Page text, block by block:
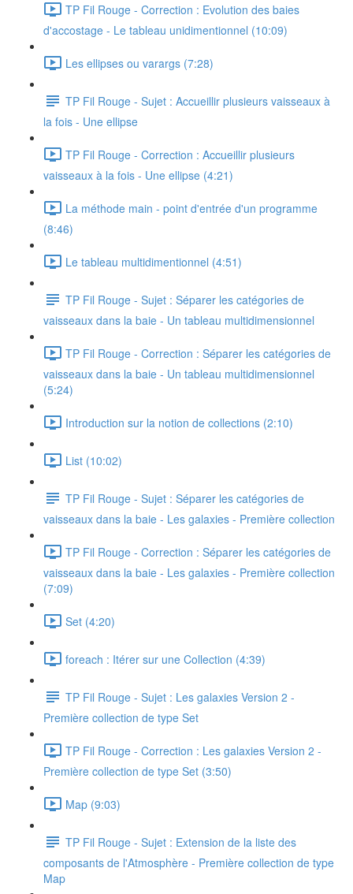
TP Fil Rouge - Correction : Evolution des baies
d'accostage - Le tableau unidimentionnel (10:09)
Les ellipses ou varargs (7:28)
TP Fil Rouge - Sujet : Accueillir plusieurs vaisseaux à
la fois - Une ellipse
TP Fil Rouge - Correction : Accueillir plusieurs
vaisseaux à la fois - Une ellipse (4:21)
La méthode main - point d'entrée d'un programme
(8:46)
Le tableau multidimentionnel (4:51)
TP Fil Rouge - Sujet : Séparer les catégories de
vaisseaux dans la baie - Un tableau multidimensionnel
TP Fil Rouge - Correction : Séparer les catégories de
vaisseaux dans la baie - Un tableau multidimensionnel
(5:24)
Introduction sur la notion de collections (2:10)
List (10:02)
TP Fil Rouge - Sujet : Séparer les catégories de
vaisseaux dans la baie - Les galaxies - Première collection
TP Fil Rouge - Correction : Séparer les catégories de
vaisseaux dans la baie - Les galaxies - Première collection
(7:09)
Set (4:20)
foreach : Itérer sur une Collection (4:39)
TP Fil Rouge - Sujet : Les galaxies Version 2 -
Première collection de type Set
TP Fil Rouge - Correction : Les galaxies Version 2 -
Première collection de type Set (3:50)
Map (9:03)
TP Fil Rouge - Sujet : Extension de la liste des
composants de l'Atmosphère - Première collection de type
Map